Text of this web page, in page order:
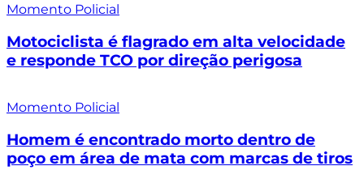
Momento Policial
Motociclista é flagrado em alta velocidade
e responde TCO por direção perigosa
Momento Policial
Homem é encontrado morto dentro de
poço em área de mata com marcas de tiros